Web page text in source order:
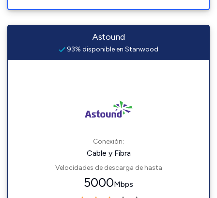
Astound
93% disponible en Stanwood
Conexión:
Cable y Fibra
Velocidades de descarga de hasta
5000Mbps